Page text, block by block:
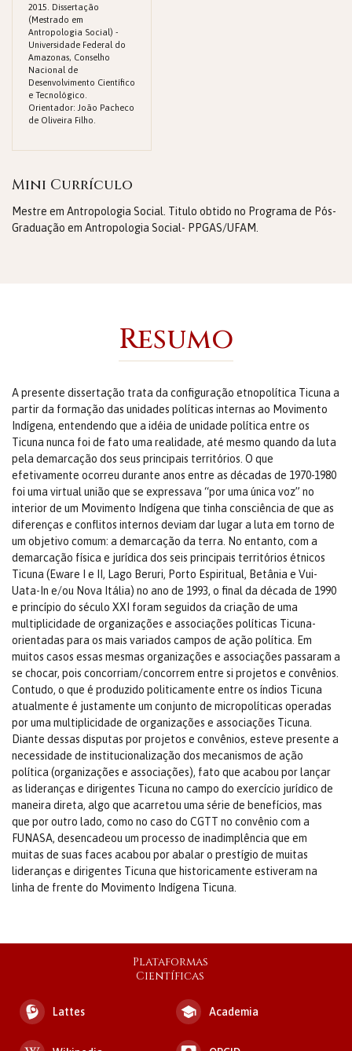
2015. Dissertação
(Mestrado em
Antropologia Social) -
Universidade Federal do
Amazonas, Conselho
Nacional de
Desenvolvimento Científico
e Tecnológico.
Orientador: João Pacheco
de Oliveira Filho.
Mini Currículo
Mestre em Antropologia Social. Titulo obtido no Programa de Pós-
Graduação em Antropologia Social- PPGAS/UFAM.
Resumo
A presente dissertação trata da configuração etnopolítica Ticuna a
partir da formação das unidades políticas internas ao Movimento
Indígena, entendendo que a idéia de unidade política entre os
Ticuna nunca foi de fato uma realidade, até mesmo quando da luta
pela demarcação dos seus principais territórios. O que
efetivamente ocorreu durante anos entre as décadas de 1970-1980
foi uma virtual união que se expressava “por uma única voz” no
interior de um Movimento Indígena que tinha consciência de que as
diferenças e conflitos internos deviam dar lugar a luta em torno de
um objetivo comum: a demarcação da terra. No entanto, com a
demarcação física e jurídica dos seis principais territórios étnicos
Ticuna (Eware I e II, Lago Beruri, Porto Espiritual, Betânia e Vui-
Uata-In e/ou Nova Itália) no ano de 1993, o final da década de 1990
e princípio do século XXI foram seguidos da criação de uma
multiplicidade de organizações e associações políticas Ticuna-
orientadas para os mais variados campos de ação política. Em
muitos casos essas mesmas organizações e associações passaram a
se chocar, pois concorriam/concorrem entre si projetos e convênios.
Contudo, o que é produzido politicamente entre os índios Ticuna
atualmente é justamente um conjunto de micropolíticas operadas
por uma multiplicidade de organizações e associações Ticuna.
Diante dessas disputas por projetos e convênios, esteve presente a
necessidade de institucionalização dos mecanismos de ação
política (organizações e associações), fato que acabou por lançar
as lideranças e dirigentes Ticuna no campo do exercício jurídico de
maneira direta, algo que acarretou uma série de benefícios, mas
que por outro lado, como no caso do CGTT no convênio com a
FUNASA, desencadeou um processo de inadimplência que em
muitas de suas faces acabou por abalar o prestígio de muitas
lideranças e dirigentes Ticuna que historicamente estiveram na
linha de frente do Movimento Indígena Ticuna.
Plataformas
Científicas
Lattes Academia